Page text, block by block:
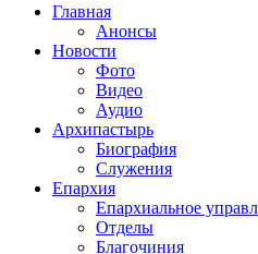
Главная
Анонсы
Новости
Фото
Видео
Аудио
Архипастырь
Биография
Служения
Епархия
Епархиальное
Отделы
Благочиния